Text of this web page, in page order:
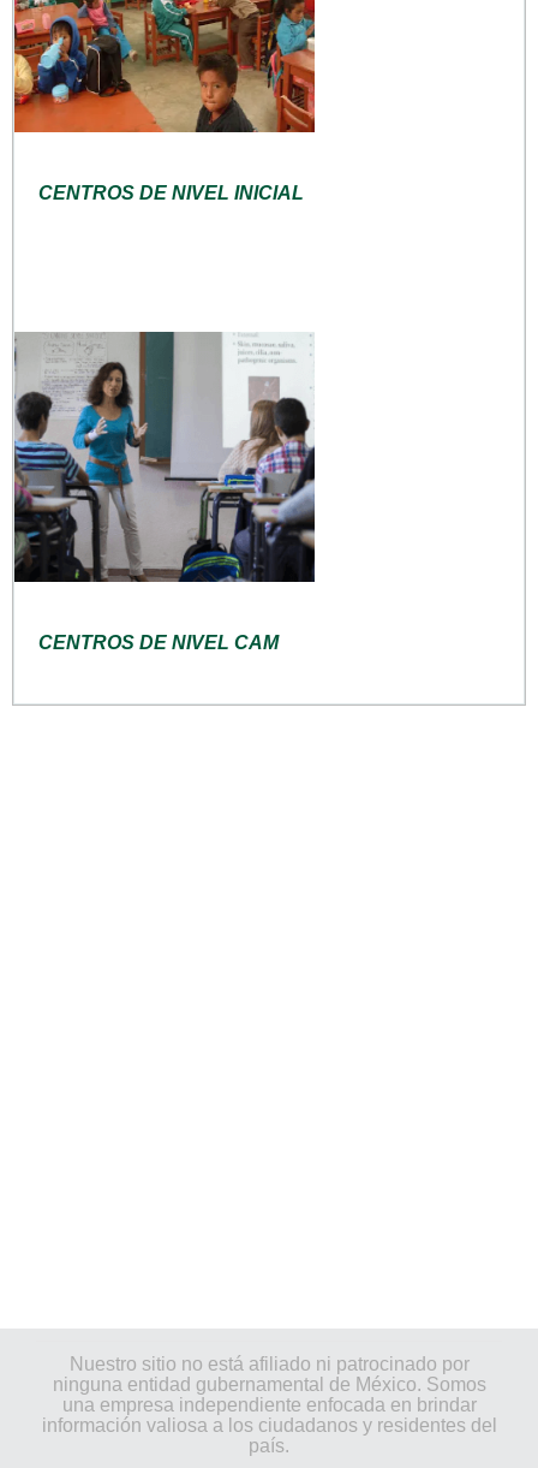
CENTROS DE NIVEL INICIAL
CENTROS DE NIVEL CAM
Nuestro sitio no está afiliado ni patrocinado por
ninguna entidad gubernamental de México. Somos
una empresa independiente enfocada en brindar
información valiosa a los ciudadanos y residentes del
país.